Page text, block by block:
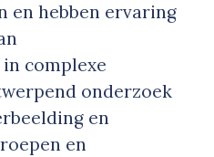
en hebben ervaring
complexe
onderzoek
en
en